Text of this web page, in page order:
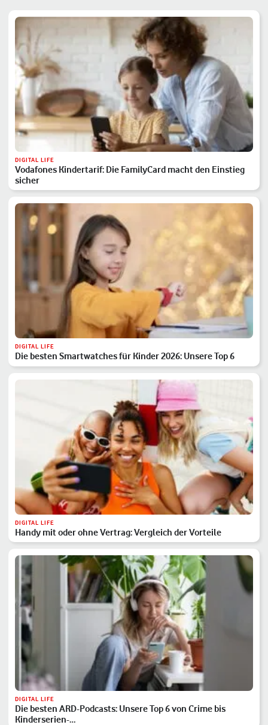
DIGITAL LIFE
Vodafones Kindertarif: Die FamilyCard macht den Einstieg
sicher
DIGITAL LIFE
Die besten Smartwatches für Kinder 2026: Unsere Top 6
DIGITAL LIFE
Handy mit oder ohne Vertrag: Vergleich der Vorteile
DIGITAL LIFE
Die besten ARD-Podcasts: Unsere Top 6 von Crime bis
Kinderserien-…